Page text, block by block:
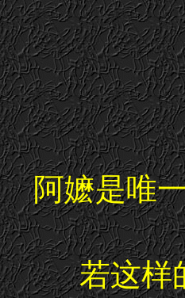
阿嬷是唯
若这样